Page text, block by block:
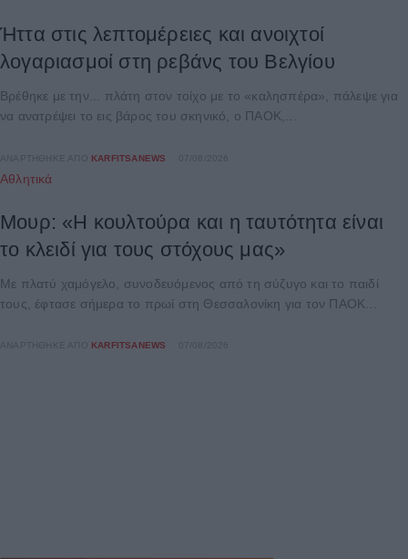
Ήττα στις λεπτομέρειες και ανοιχτοί
λογαριασμοί στη ρεβάνς του Βελγίου
Βρέθηκε με την... πλάτη στον τοίχο με το «καλησπέρα», πάλεψε για
να ανατρέψει το εις βάρος του σκηνικό, ο ΠΑΟΚ,...
ΑΝΑΡΤΉΘΗΚΕ ΑΠΌ KARFITSANEWS
Αθλητικά
Μουρ: «Η κουλτούρα και η ταυτότητα είναι
το κλειδί για τους στόχους μας»
Με πλατύ χαμόγελο, συνοδευόμενος από τη σύζυγο και το παιδί
τους, έφτασε σήμερα το πρωί στη Θεσσαλονίκη για τον ΠΑΟΚ...
ΑΝΑΡΤΉΘΗΚΕ ΑΠΌ KARFITSANEWS